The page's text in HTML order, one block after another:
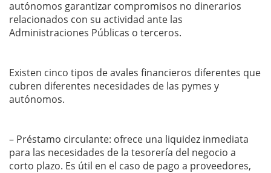
autónomos garantizar compromisos no dinerarios
relacionados con su actividad ante las
Administraciones Públicas o terceros.
Existen cinco tipos de avales financieros diferentes que
cubren diferentes necesidades de las pymes y
autónomos.
– Préstamo circulante: ofrece una liquidez inmediata
para las necesidades de la tesorería del negocio a
corto plazo. Es útil en el caso de pago a proveedores,